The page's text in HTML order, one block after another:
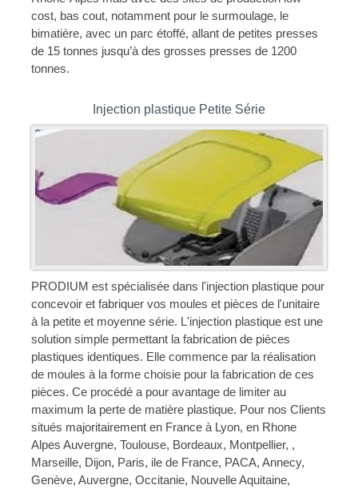
cost, bas cout, notamment pour le surmoulage, le
bimatière, avec un parc étoffé, allant de petites presses
de 15 tonnes jusqu’à des grosses presses de 1200
tonnes.
Injection plastique Petite Série
PRODIUM est spécialisée dans l'injection plastique pour
concevoir et fabriquer vos moules et pièces de l'unitaire
à la petite et moyenne série. L'injection plastique est une
solution simple permettant la fabrication de pièces
plastiques identiques. Elle commence par la réalisation
de moules à la forme choisie pour la fabrication de ces
pièces. Ce procédé a pour avantage de limiter au
maximum la perte de matière plastique. Pour nos Clients
situés majoritairement en France à Lyon, en Rhone
Alpes Auvergne, Toulouse, Bordeaux, Montpellier, ,
Marseille, Dijon, Paris, ile de France, PACA, Annecy,
Genève, Auvergne, Occitanie, Nouvelle Aquitaine,